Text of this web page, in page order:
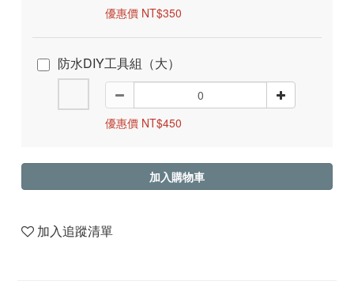
優惠價 NT$350
防水DIY工具組（大）
優惠價 NT$450
加入購物車
加入追蹤清單